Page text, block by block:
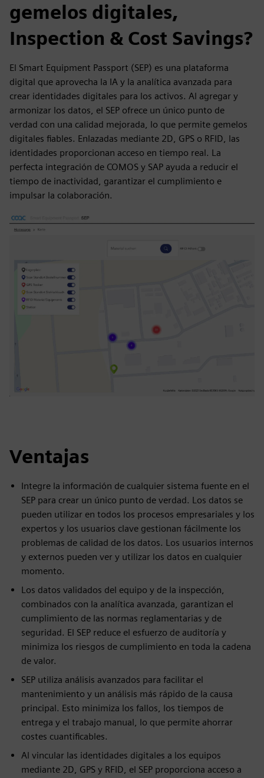
gemelos digitales,
Inspection & Cost Savings?
El Smart Equipment Passport (SEP) es una plataforma
digital que aprovecha la IA y la analítica avanzada para
crear identidades digitales para los activos. Al agregar y
armonizar los datos, el SEP ofrece un único punto de
verdad con una calidad mejorada, lo que permite gemelos
digitales fiables. Enlazadas mediante 2D, GPS o RFID, las
identidades proporcionan acceso en tiempo real. La
perfecta integración de COMOS y SAP ayuda a reducir el
tiempo de inactividad, garantizar el cumplimiento e
impulsar la colaboración.
Ventajas
Integre la información de cualquier sistema fuente en el
SEP para crear un único punto de verdad. Los datos se
pueden utilizar en todos los procesos empresariales y los
expertos y los usuarios clave gestionan fácilmente los
problemas de calidad de los datos. Los usuarios internos
y externos pueden ver y utilizar los datos en cualquier
momento.
Los datos validados del equipo y de la inspección,
combinados con la analítica avanzada, garantizan el
cumplimiento de las normas reglamentarias y de
seguridad. El SEP reduce el esfuerzo de auditoría y
minimiza los riesgos de cumplimiento en toda la cadena
de valor.
SEP utiliza análisis avanzados para facilitar el
mantenimiento y un análisis más rápido de la causa
principal. Esto minimiza los fallos, los tiempos de
entrega y el trabajo manual, lo que permite ahorrar
costes cuantificables.
Al vincular las identidades digitales a los equipos
mediante 2D, GPS y RFID, el SEP proporciona acceso a